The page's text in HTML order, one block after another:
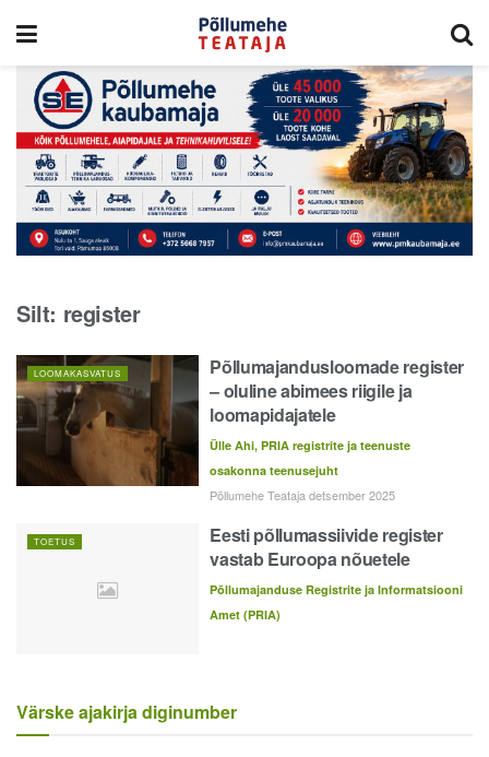
Silt: register
LOOMAKASVATUS
Põllumajandusloomade register
– oluline abimees riigile ja
loomapidajatele
Ülle Ahi, PRIA registrite ja teenuste
osakonna teenusejuht
Põllumehe Teataja detsember 2025
TOETUS
Eesti põllumassiivide register
vastab Euroopa nõuetele
Põllumajanduse Registrite ja Informatsiooni
Amet (PRIA)
Värske ajakirja diginumber